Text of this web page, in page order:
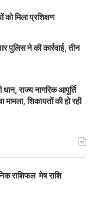
मिला प्रशिक्षण
पुलिस ने की कार्रवाई, तीन
राज्य नागरिक आपूर्ति
शिकायतों की हो रही
राशिफल मेष राशि